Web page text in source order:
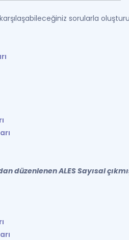
sorularla
düzenlenen ALES Sayısal